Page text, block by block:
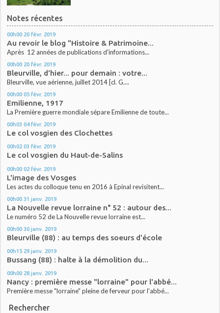
Notes récentes
00h00 20 févr. 2019
Au revoir le blog "Histoire & Patrimoine...
Après 12 années de publications d'informations...
00h00 20 févr. 2019
Bleurville, d'hier... pour demain : votre...
Bleurville, vue aérienne, juillet 2014 [cl. G....
00h00 05 févr. 2019
Emilienne, 1917
La Première guerre mondiale sépare Emilienne de toute...
00h03 04 févr. 2019
Le col vosgien des Clochettes
00h02 03 févr. 2019
Le col vosgien du Haut-de-Salins
00h00 02 févr. 2019
L'image des Vosges
Les actes du colloque tenu en 2016 à Epinal revisitent...
00h00 31 janv. 2019
La Nouvelle revue lorraine n° 52 : autour des...
Le numéro 52 de La Nouvelle revue lorraine est...
00h00 30 janv. 2019
Bleurville (88) : au temps des soeurs d'école
00h15 29 janv. 2019
Bussang (88) : halte à la démolition du...
00h00 28 janv. 2019
Nancy : première messe "lorraine" pour l'abbé...
Première messe "lorraine" pleine de ferveur pour l'abbé...
Rechercher